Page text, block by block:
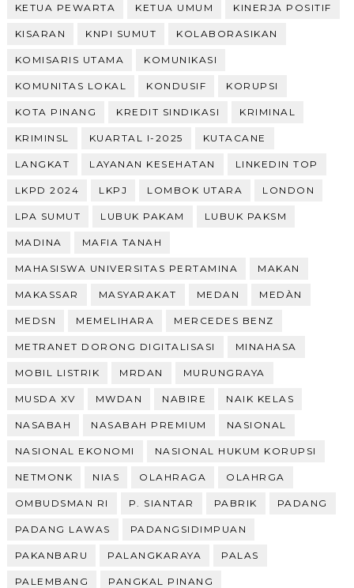
KETUA PEWARTA KETUA UMUM KINERJA POSITIF
KISARAN KNPI SUMUT KOLABORASIKAN
KOMISARIS UTAMA KOMUNIKASI
KOMUNITAS LOKAL KONDUSIF KORUPSI
KOTA PINANG KREDIT SINDIKASI KRIMINAL
KRIMINSL KUARTAL I-2025 KUTACANE
LANGKAT LAYANAN KESEHATAN LINKEDIN TOP
LKPD 2024 LKPJ LOMBOK UTARA LONDON
LPA SUMUT LUBUK PAKAM LUBUK PAKSM
MADINA MAFIA TANAH
MAHASISWA UNIVERSITAS PERTAMINA MAKAN
MAKASSAR MASYARAKAT MEDAN MEDÀN
MEDSN MEMELIHARA MERCEDES BENZ
METRANET DORONG DIGITALISASI MINAHASA
MOBIL LISTRIK MRDAN MURUNGRAYA
MUSDA XV MWDAN NABIRE NAIK KELAS
NASABAH NASABAH PREMIUM NASIONAL
NASIONAL EKONOMI NASIONAL HUKUM KORUPSI
NETMONK NIAS OLAHRAGA OLAHRGA
OMBUDSMAN RI P. SIANTAR PABRIK PADANG
PADANG LAWAS PADANGSIDIMPUAN
PAKANBARU PALANGKARAYA PALAS
PALEMBANG PANGKAL PINANG